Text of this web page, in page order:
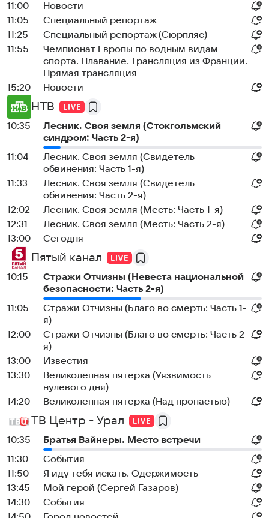
11:00
Новости
11:05
Специальный репортаж
11:25
Специальный репортаж (Сюрпляс)
11:55
Чемпионат Европы по водным видам
спорта. Плавание. Трансляция из Франции.
Прямая трансляция
15:20
Новости
НТВ
10:35
Лесник. Своя земля (Стокгольмский
синдром: Часть 2-я)
11:04
Лесник. Своя земля (Свидетель
обвинения: Часть 1-я)
11:33
Лесник. Своя земля (Свидетель
обвинения: Часть 2-я)
12:02
Лесник. Своя земля (Месть: Часть 1-я)
12:31
Лесник. Своя земля (Месть: Часть 2-я)
13:00
Сегодня
Пятый канал
10:15
Стражи Отчизны (Невеста национальной
безопасности: Часть 2-я)
11:05
Стражи Отчизны (Благо во смерть: Часть 1-
я)
12:00
Стражи Отчизны (Благо во смерть: Часть 2-
я)
13:00
Известия
13:30
Великолепная пятерка (Уязвимость
нулевого дня)
14:20
Великолепная пятерка (Над пропастью)
ТВ Центр - Урал
10:35
Братья Вайнеры. Место встречи
11:30
События
11:50
Я иду тебя искать. Одержимость
13:45
Мой герой (Сергей Газаров)
14:30
События